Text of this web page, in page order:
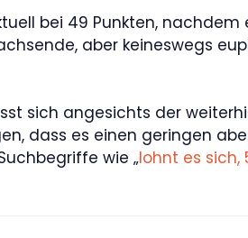
bei 49 Punkten, nachdem
aber keineswegs
sich angesichts der
dass es einen geringen
wie „lohnt es sich,